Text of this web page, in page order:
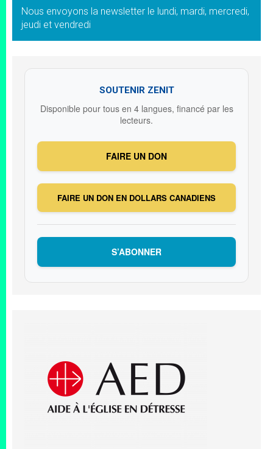
Nous envoyons la newsletter le lundi, mardi, mercredi,
jeudi et vendredi
SOUTENIR ZENIT
Disponible pour tous en 4 langues, financé par les
lecteurs.
FAIRE UN DON
FAIRE UN DON EN DOLLARS CANADIENS
S’ABONNER